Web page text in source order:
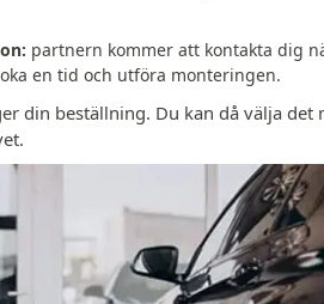
partnern kommer att kontakta dig
en tid och utföra monteringen.
din beställning. Du kan då välja det